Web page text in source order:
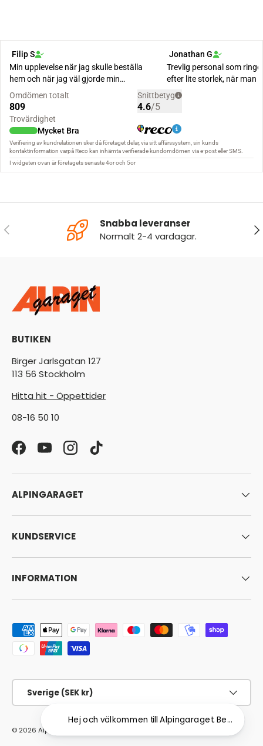
FÖREGÅENDE
Snabba leveranser
Normalt 2-4 vardagar.
BUTIKEN
Birger Jarlsgatan 127
113 56 Stockholm
Hitta hit - Öppettider
08-16 50 10
FacebookYouTubeInstagram
TikTok
ALPINGARAGET
KUNDSERVICE
INFORMATION
Godkända betalningsmetoder
Land/Region
Sverige (SEK kr)
© 2026 Alpingaraget
Hej och välkommen till Alpingaraget. Behöver